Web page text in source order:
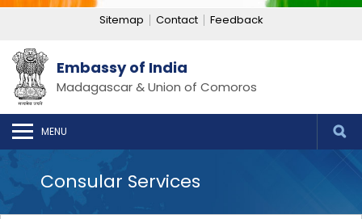
Sitemap Contact Feedback
Embassy of India
Madagascar & Union of Comoros
MENU
Consular Services